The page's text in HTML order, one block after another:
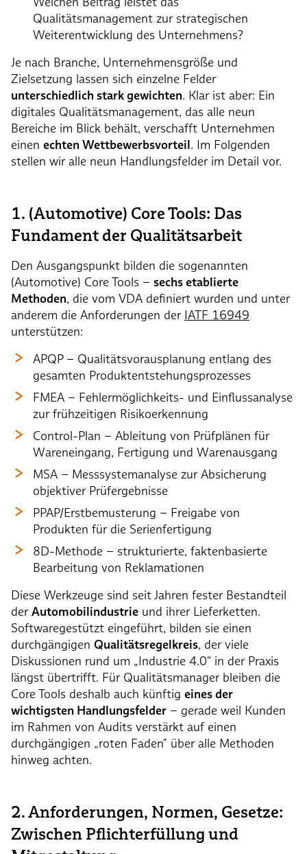
Qualitätsmanagement zur strategischen
Weiterentwicklung des Unternehmens?
Je nach Branche, Unternehmensgröße und
Zielsetzung lassen sich einzelne Felder
unterschiedlich stark gewichten. Klar ist aber: Ein
digitales Qualitätsmanagement, das alle neun
Bereiche im Blick behält, verschafft Unternehmen
einen echten Wettbewerbsvorteil. Im Folgenden
stellen wir alle neun Handlungsfelder im Detail vor.
1. (Automotive) Core Tools: Das
Fundament der Qualitätsarbeit
Den Ausgangspunkt bilden die sogenannten
(Automotive) Core Tools – sechs etablierte
Methoden, die vom VDA definiert wurden und unter
anderem die Anforderungen der IATF 16949
unterstützen:
APQP – Qualitätsvorausplanung entlang des
gesamten Produktentstehungsprozesses
FMEA – Fehlermöglichkeits- und Einflussanalyse
zur frühzeitigen Risikoerkennung
Control-Plan – Ableitung von Prüfplänen für
Wareneingang, Fertigung und Warenausgang
MSA – Messsystemanalyse zur Absicherung
objektiver Prüfergebnisse
PPAP/Erstbemusterung – Freigabe von
Produkten für die Serienfertigung
8D-Methode – strukturierte, faktenbasierte
Bearbeitung von Reklamationen
Diese Werkzeuge sind seit Jahren fester Bestandteil
derAutomobilindustrie und ihrer Lieferketten.
Softwaregestützt eingeführt, bilden sie einen
durchgängigen Qualitätsregelkreis, der viele
Diskussionen rund um „Industrie 4.0“ in der Praxis
längst übertrifft. Für Qualitätsmanager bleiben die
Core Tools deshalb auch künftig eines der
wichtigsten Handlungsfelder – gerade weil Kunden
im Rahmen von Audits verstärkt auf einen
durchgängigen „roten Faden" über alle Methoden
hinweg achten.
2. Anforderungen, Normen, Gesetze:
Zwischen Pflichterfüllung und